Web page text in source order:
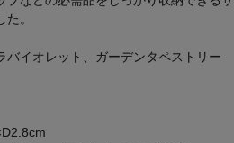
。
バイオレット、ガーデンタペストリー